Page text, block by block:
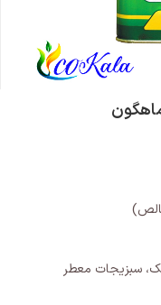
سبزیجات معطر